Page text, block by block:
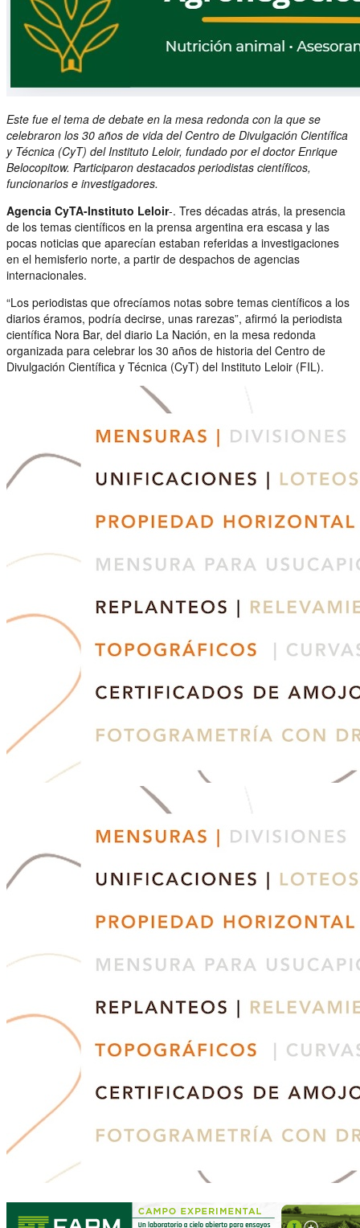
Este fue el tema de debate en la mesa redonda con la que se
celebraron los 30 años de vida del Centro de Divulgación Científica
y Técnica (CyT) del Instituto Leloir, fundado por el doctor Enrique
Belocopitow. Participaron destacados periodistas científicos,
funcionarios e investigadores.
Agencia CyTA-Instituto Leloir-. Tres décadas atrás, la presencia
de los temas científicos en la prensa argentina era escasa y las
pocas noticias que aparecían estaban referidas a investigaciones
en el hemisferio norte, a partir de despachos de agencias
internacionales.
“Los periodistas que ofrecíamos notas sobre temas científicos a los
diarios éramos, podría decirse, unas rarezas”, afirmó la periodista
científica Nora Bar, del diario La Nación, en la mesa redonda
organizada para celebrar los 30 años de historia del Centro de
Divulgación Científica y Técnica (CyT) del Instituto Leloir (FIL).